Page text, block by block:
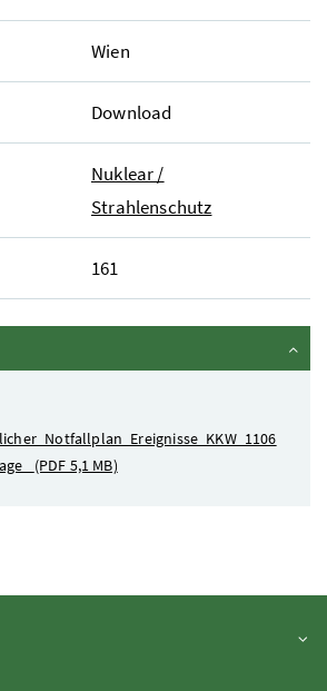
Wien
Download
Nuklear /
Strahlenschutz
161
(PDF 5,1 MB)